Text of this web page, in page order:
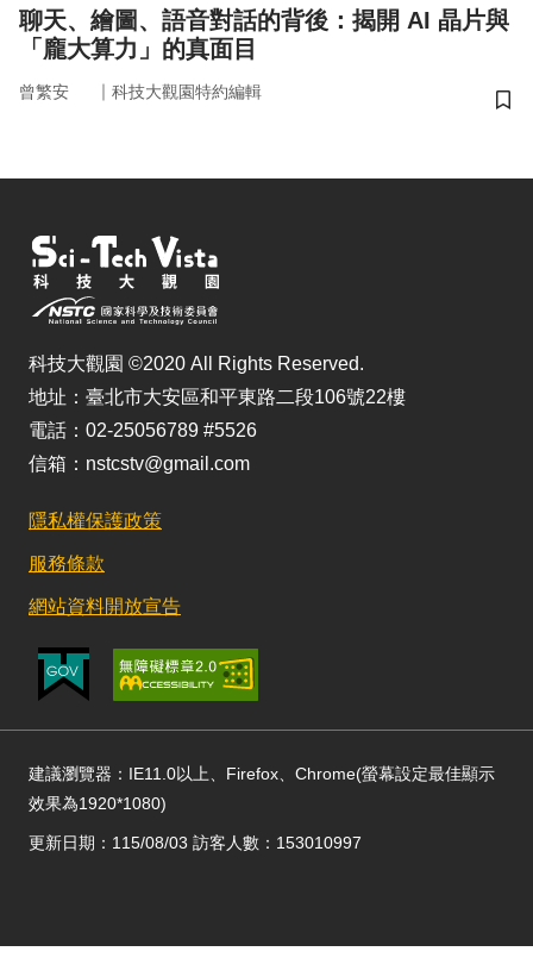
聊天、繪圖、語音對話的背後：揭開 AI 晶片與
「龐大算力」的真面目
曾繁安 ｜ 科技大觀園特約編輯
儲
科技大觀園 ©2020 All Rights Reserved.
地址：臺北市大安區和平東路二段106號22樓
電話：02-25056789 #5526
信箱：nstcstv@gmail.com
隱私權保護政策
服務條款
網站資料開放宣告
建議瀏覽器：IE11.0以上、Firefox、Chrome(螢幕設定最佳顯示
效果為1920*1080)
更新日期：115/08/03 訪客人數：153010997